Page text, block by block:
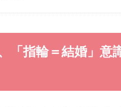
「指輪＝結婚」意